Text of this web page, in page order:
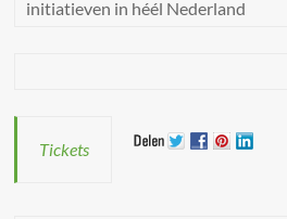
initiatieven in héél Nederland
Tickets